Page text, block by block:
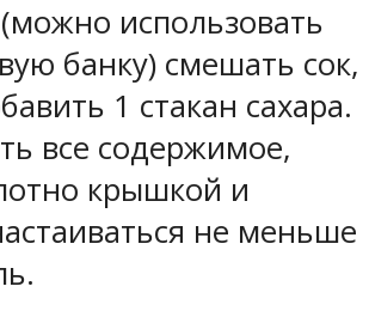
использовать
банку) смешать сок,
1 стакан сахара.
все содержимое,
крышкой и
не меньше